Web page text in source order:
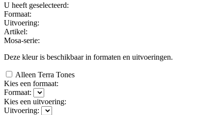
U heeft geselecteerd:
Formaat:
Uitvoering:
Artikel:
Mosa-serie:
Deze kleur is beschikbaar in formaten en uitvoeringen.
Alleen Terra Tones
Kies een formaat:
Formaat:
Kies een uitvoering:
Uitvoering: